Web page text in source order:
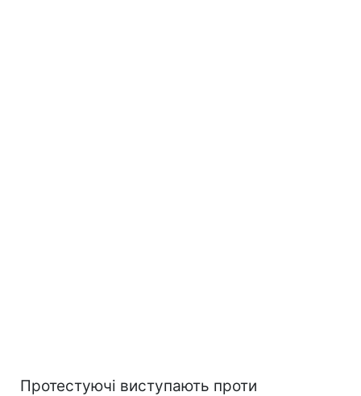
Протестуючі виступають проти